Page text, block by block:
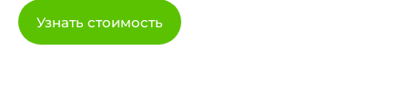
Узнать стоимость